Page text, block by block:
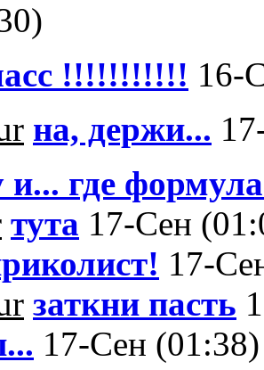
!!!!!!!!!!! 16-
на, держи...
где
тута 17-Сен
17-
заткни пасть
17-Сен (01:38)